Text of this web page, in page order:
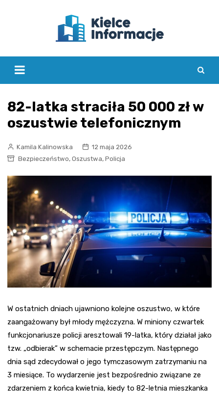
82-latka straciła 50 000 zł w
oszustwie telefonicznym
Kamila Kalinowska
12 maja 2026
Bezpieczeństwo, Oszustwa, Policja
W ostatnich dniach ujawniono kolejne oszustwo, w które
zaangażowany był młody mężczyzna. W miniony czwartek
funkcjonariusze policji aresztowali 19-latka, który działał jako
tzw. „odbierak” w schemacie przestępczym. Następnego
dnia sąd zdecydował o jego tymczasowym zatrzymaniu na
3 miesiące. To wydarzenie jest bezpośrednio związane ze
zdarzeniem z końca kwietnia, kiedy to 82-letnia mieszkanka